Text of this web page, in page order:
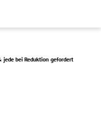
jede bei Reduktion gefordert